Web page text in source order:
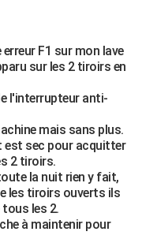
F1 sur mon lave
sur les 2 tiroirs en
l'interrupteur anti-
mais sans plus.
est sec pour acquitter
2 tiroirs.
la nuit rien y fait,
les tiroirs ouverts ils
les 2.
à maintenir pour